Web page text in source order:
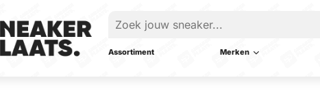
Assortiment Merken